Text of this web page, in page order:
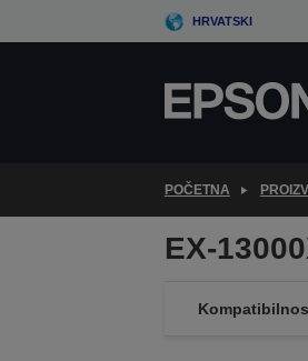
to
HRVATSKI
POČETNA
EX-